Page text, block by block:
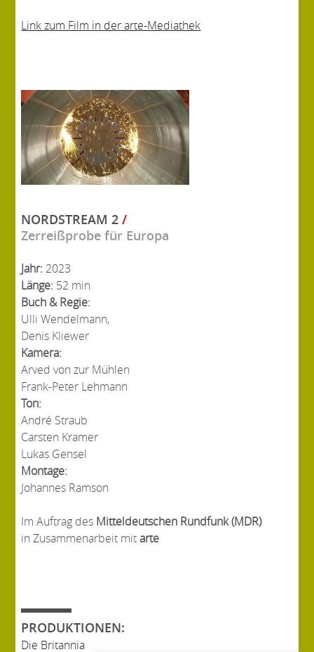
Link zum Film in der arte-Mediathek
NORDSTREAM 2/
Zerreißprobe für Europa
Jahr: 2023
Länge: 52 min
Buch & Regie:
Ulli Wendelmann,
Denis Kliewer
Kamera:
Arved von zur Mühlen
Frank-Peter Lehmann
Ton:
André Straub
Carsten Kramer
Lukas Gensel
Montage:
Johannes Ramson
Im Auftrag des Mitteldeutschen Rundfunk (MDR)
in Zusammenarbeit mitarte
PRODUKTIONEN:
Die Britannia